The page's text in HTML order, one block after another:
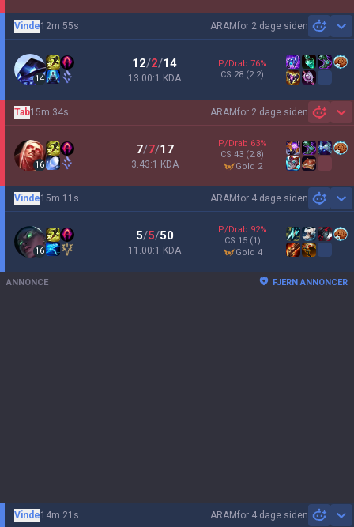
ARAMfor 2 dage siden
Vinde12m 55s
14
12/2/14
13.00:1 KDA
P/Drab 76%
CS 28 (2.2)
ARAMfor 2 dage siden
Tab15m 34s
16
7/7/17
3.43:1 KDA
P/Drab 63%
CS 43 (2.8)
gold 2
ARAMfor 4 dage siden
Vinde15m 11s
16
5/5/50
11.00:1 KDA
P/Drab 92%
CS 15 (1)
gold 4
ANNONCE FJERN ANNONCER
ARAMfor 4 dage siden
Vinde14m 21s